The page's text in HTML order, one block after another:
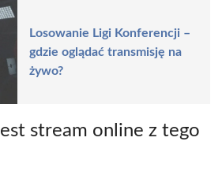
Losowanie Ligi Konferencji –
gdzie oglądać transmisję na
żywo?
stream online z tego